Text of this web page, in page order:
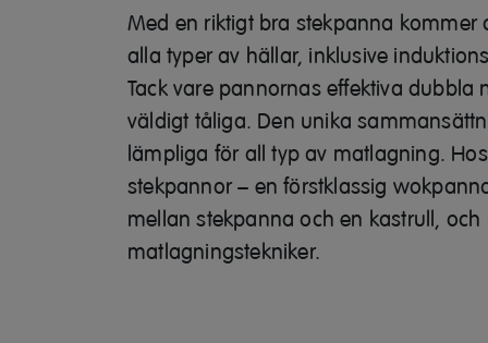
Med en riktigt bra stekpanna kommer
alla typer av hällar, inklusive
Tack vare pannornas effektiva
väldigt tåliga. Den unika
lämpliga för all typ av matlagning.
stekpannor – en förstklassig
mellan stekpanna och en kastrull,
matlagningstekniker.